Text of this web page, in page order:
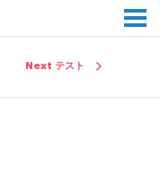
Next テスト